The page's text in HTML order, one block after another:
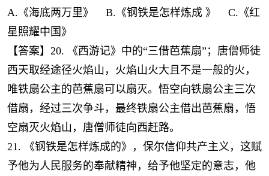
A.《海底两万里》 B.《钢铁是怎样炼成 》 C.《红
星照耀中国》
【答案】20. 《西游记》中的“三借芭蕉扇”；唐僧师徒
西天取经途径火焰山，火焰山火大且不是一般的火，
唯铁扇公主的芭蕉扇可以扇灭。悟空向铁扇公主三次
借扇，经过三次争斗，最终铁扇公主借出芭蕉扇，悟
空扇灭火焰山，唐僧师徒向西赶路。
21. 《钢铁是怎样炼成的》，保尔信仰共产主义，这赋
予他为人民服务的奉献精神，给予他坚定的意志，他